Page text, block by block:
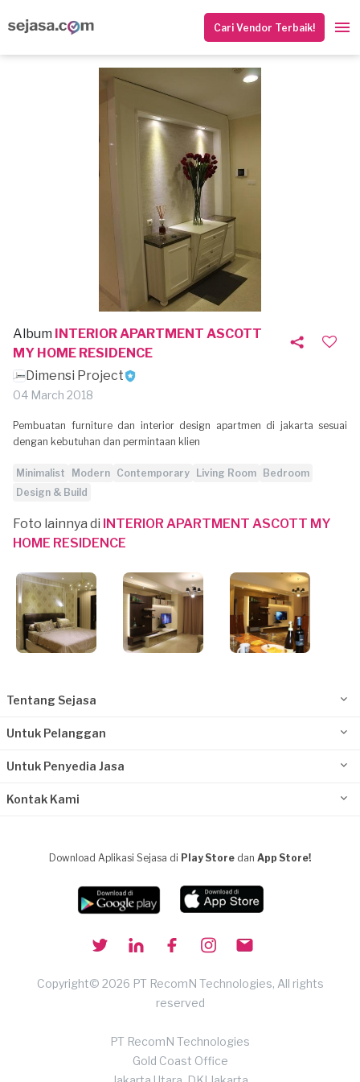
Cari Vendor Terbaik!
Album INTERIOR APARTMENT ASCOTT
MY HOME RESIDENCE
Dimensi Project
04 March 2018
Pembuatan furniture dan interior design apartmen di jakarta sesuai
dengan kebutuhan dan permintaan klien
Minimalist Modern Contemporary Living Room
Bedroom
Design & Build
Foto lainnya di INTERIOR APARTMENT ASCOTT MY
HOME RESIDENCE
Tentang Sejasa
Untuk Pelanggan
Untuk Penyedia Jasa
Kontak Kami
Download Aplikasi Sejasa di Play Store dan App Store!
Copyright© 2026 PT RecomN Technologies, All rights
reserved
PT RecomN Technologies
Gold Coast Office